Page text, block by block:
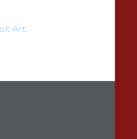
Art